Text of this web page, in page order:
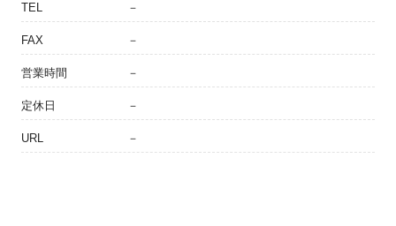
TEL －
FAX －
営業時間 －
定休日 －
URL －